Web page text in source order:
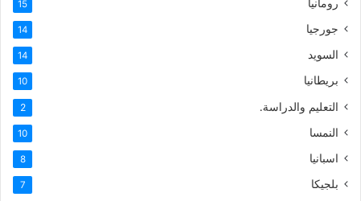
رومانيا 15
جورجيا 14
السويد 14
بريطانيا 10
التعليم والدراسة. 2
النمسا 10
اسبانيا 8
بلجيكا 7